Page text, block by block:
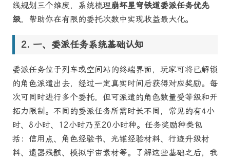
线规划三个维度，系统梳理崩坏星穹铁道委派任务优先
级，帮助你在有限的委托次数中实现收益最大化。
一、委派任务系统基础认知
委派任务位于列车或空间站的终端界面，玩家可将已解锁
的角色派遣出去，经过一定真实时间后获得对应奖励。每
次可同时进行多个委托，但可派遣的角色数量受等级和开
拓力限制。不同的委派任务所需时长不同，常见的有4小
时、8小时、12小时乃至20小时种。任务奖励种类包
括：信用点、角色经验书、光锥经验材料、行迹升级材
料、遗器残骸、模拟宇宙素材等。了解这些基础之后，我